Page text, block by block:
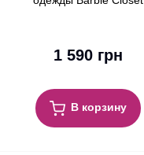
1 590 грн
В корзину